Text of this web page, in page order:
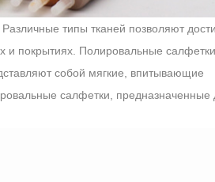
типы тканей позволяют
и покрытиях. Полировальные салфетки
собой мягкие, впитывающие
салфетки, предназначенные